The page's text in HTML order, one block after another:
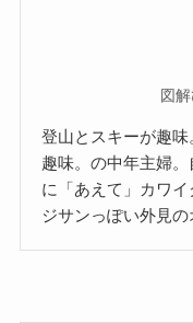
図
登山とスキーが趣味
趣味。の中年主婦
に「あえて」カワ
ジサンっぽい外見の